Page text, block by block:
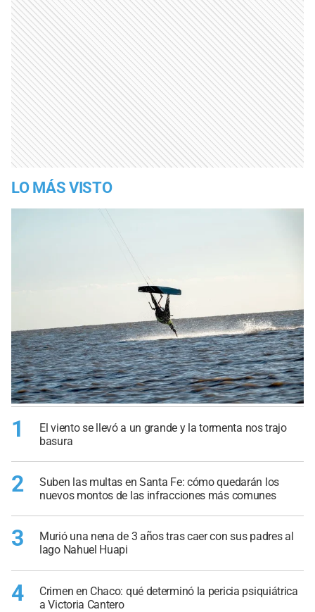
LO MÁS VISTO
1
El viento se llevó a un grande y la tormenta nos trajo
basura
2
Suben las multas en Santa Fe: cómo quedarán los
nuevos montos de las infracciones más comunes
3
Murió una nena de 3 años tras caer con sus padres al
lago Nahuel Huapi
4
Crimen en Chaco: qué determinó la pericia psiquiátrica
a Victoria Cantero